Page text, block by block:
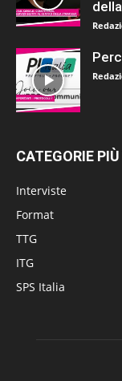
CATEGORIE
Interviste
Format
TTG
ITG
SPS Italia